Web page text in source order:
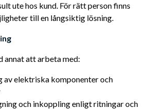
ute hos kund. För rätt person finns
till en långsiktig lösning.
annat att arbeta med:
av elektriska komponenter och
och inkoppling enligt ritningar och